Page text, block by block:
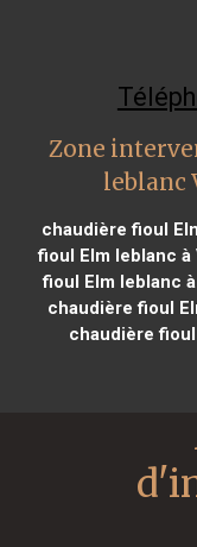
Zone
leblanc
chaudière fioul
fioul Elm leblanc à
fioul Elm leblanc
chaudière fioul
chaudière fioul